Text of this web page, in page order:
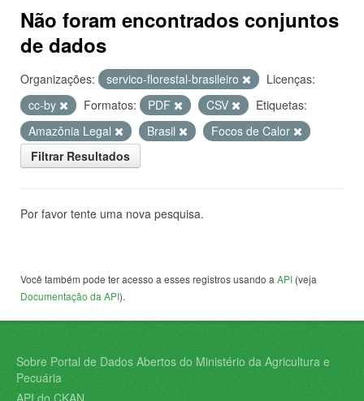
Não foram encontrados conjuntos
de dados
Organizações: servico-florestal-brasileiro
Licenças:
cc-by
Formatos: PDF CSV
Etiquetas:
Amazônia Legal
Brasil
Focos de Calor
Filtrar Resultados
Por favor tente uma nova pesquisa.
Você também pode ter acesso a esses registros usando a API (veja
Documentação da API).
Sobre Portal de Dados Abertos do Ministério da Agricultura e
Pecuária
API do CKAN